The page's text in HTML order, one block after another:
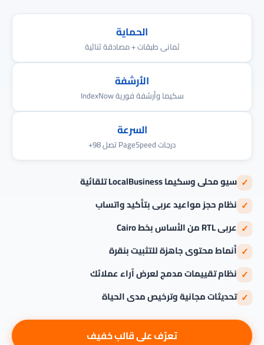
الحماية
ثمانى طبقات + مصادقة ثنائية
الأرشفة
سكيما وأرشفة فورية IndexNow
السرعة
درجات PageSpeed تصل 98+
✓ سيو محلى وسكيما LocalBusiness تلقائية
✓ نظام حجز مواعيد عربى بتأكيد واتساب
✓ عربى RTL من الأساس بخط Cairo
✓ أنماط محتوى جاهزة للتثبيت بنقرة
✓ نظام تقييمات مدمج لعرض آراء عملائك
✓ تحديثات مجانية وترخيص مدى الحياة
تعرّف على قالب خفيف